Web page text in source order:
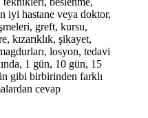
iyi hastane veya doktor,
greft, kursu,
kızarıklık, şikayet,
losyon, tedavi
1 gün, 10 gün, 15
gibi birbirinden farklı
cevap